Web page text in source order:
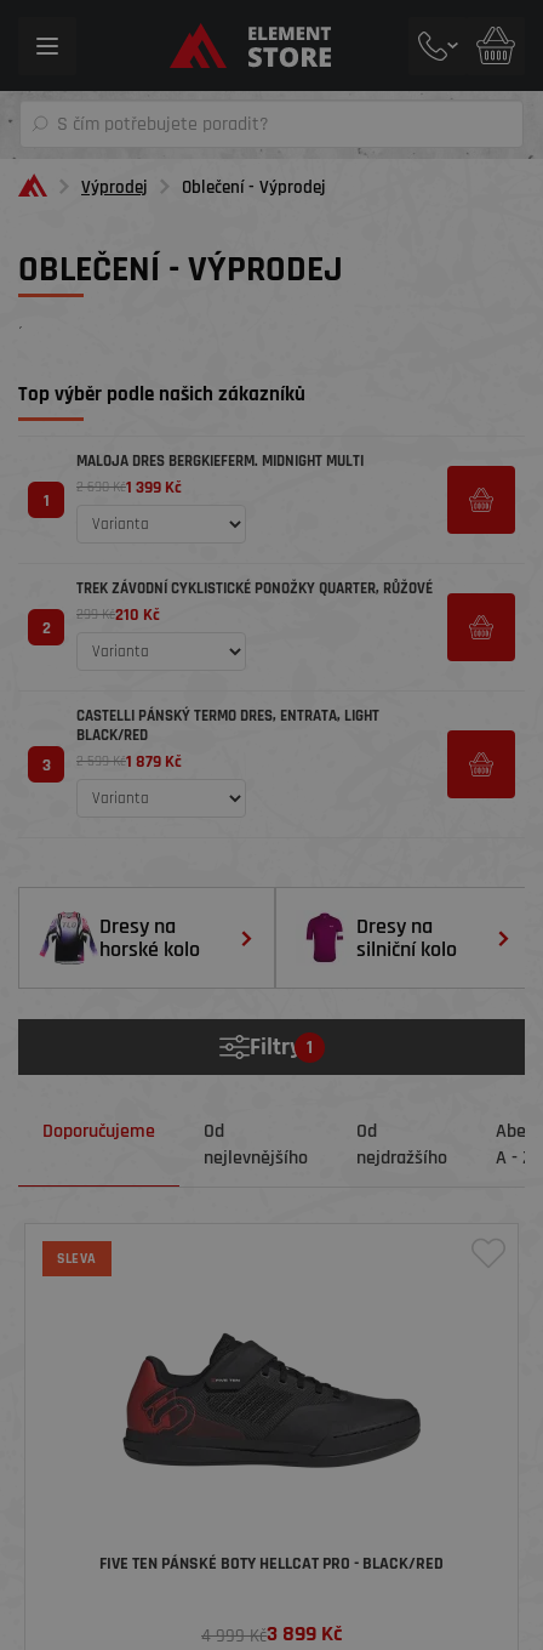
Toggle
Výprodej Oblečení - Výprodej
OBLEČENÍ - VÝPRODEJ
´
Top výběr podle našich zákazníků
1
MALOJA DRES BERGKIEFERM. MIDNIGHT MULTI
2 690 Kč1 399 Kč
2
TREK ZÁVODNÍ CYKLISTICKÉ PONOŽKY QUARTER, RŮŽOVÉ
299 Kč210 Kč
3
CASTELLI PÁNSKÝ TERMO DRES, ENTRATA, LIGHT
BLACK/RED
2 599 Kč1 879 Kč
Dresy na
horské kolo
Dresy na
silniční kolo
Filtry 1
Doporučujeme
Od
nejlevnějšího
Od
nejdražšího
A - Z
SLEVA
FIVE TEN PÁNSKÉ BOTY HELLCAT PRO - BLACK/RED
4 999 Kč3 899 Kč